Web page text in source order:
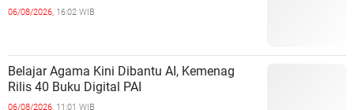
06/08/2026, 16:02 WIB
Belajar Agama Kini Dibantu AI, Kemenag
Rilis 40 Buku Digital PAI
06/08/2026, 11:01 WIB